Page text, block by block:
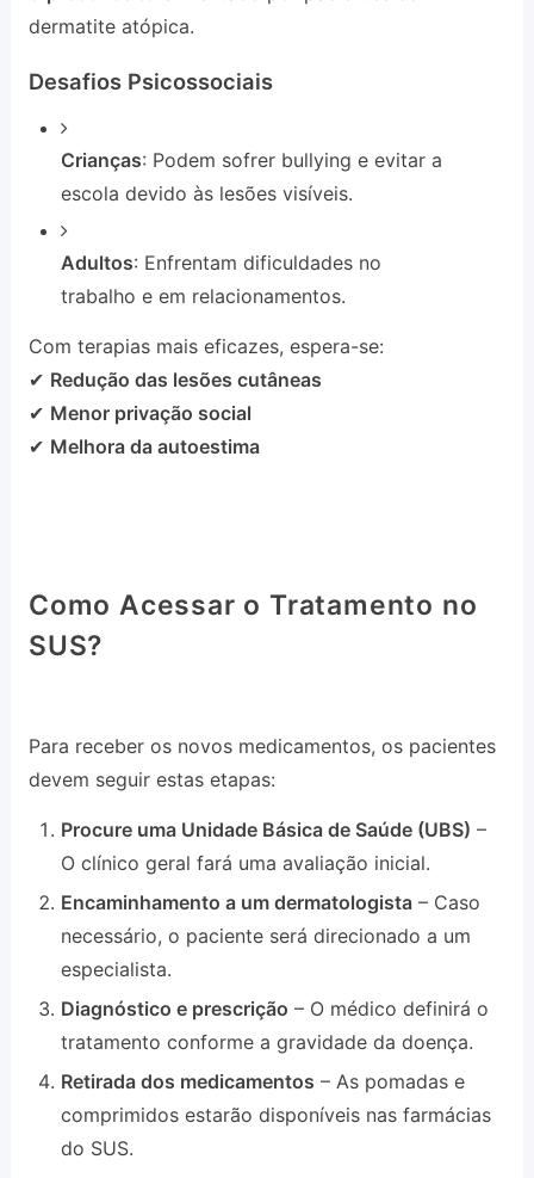
dermatite atópica.
Desafios Psicossociais
Crianças: Podem sofrer bullying e evitar a
escola devido às lesões visíveis.
Adultos: Enfrentam dificuldades no
trabalho e em relacionamentos.
Com terapias mais eficazes, espera-se:
✔ Redução das lesões cutâneas
✔ Menor privação social
✔ Melhora da autoestima
Como Acessar o Tratamento no
SUS?
Para receber os novos medicamentos, os pacientes
devem seguir estas etapas:
Procure uma Unidade Básica de Saúde (UBS) –
O clínico geral fará uma avaliação inicial.
Encaminhamento a um dermatologista – Caso
necessário, o paciente será direcionado a um
especialista.
Diagnóstico e prescrição – O médico definirá o
tratamento conforme a gravidade da doença.
Retirada dos medicamentos – As pomadas e
comprimidos estarão disponíveis nas farmácias
do SUS.